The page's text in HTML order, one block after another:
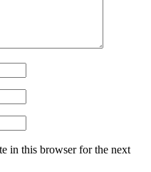
in this browser for the next